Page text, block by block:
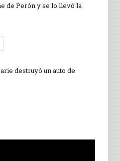
de Perón y se lo llevó la
destruyó un auto de